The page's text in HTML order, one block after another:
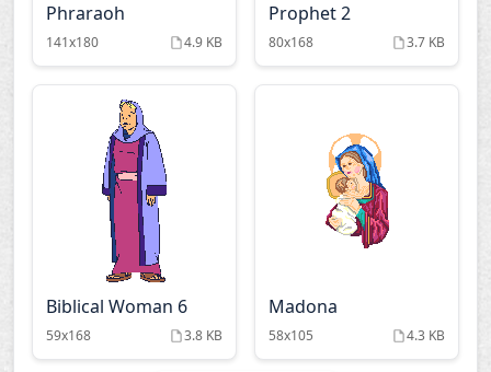
Phraraoh
141x180 4.9 KB
Prophet 2
80x168 3.7 KB
Biblical Woman 6
59x168 3.8 KB
Madona
58x105 4.3 KB